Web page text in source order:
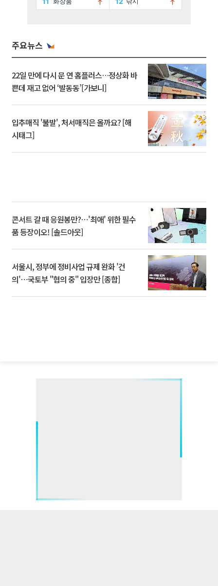
주요뉴스
22일 만에 다시 문 연 홈플러스…정상화 바
쁜데 재고 없어 ‘발동동’[가보니]
입추매직 '불발', 처서매직은 올까요? [해
시태그]
콘서트 갈 때 응원봉만?⋯'최애' 위한 필수
품 등장이오! [솔드아웃]
서울시, 정부에 정비사업 규제 완화 '건
의'⋯국토부 "협의 중" 입장만 [종합]